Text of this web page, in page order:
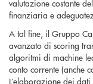
valutazione costante
finanziaria e
A tal fine, il Gruppo
avanzato di scoring
algoritmi di machine
conto corrente (anche
L’elaborazione dei